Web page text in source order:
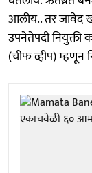
आलीय.. तर जावेद
उपनेतेपदी नियुक्ती
(चीफ व्हीप)